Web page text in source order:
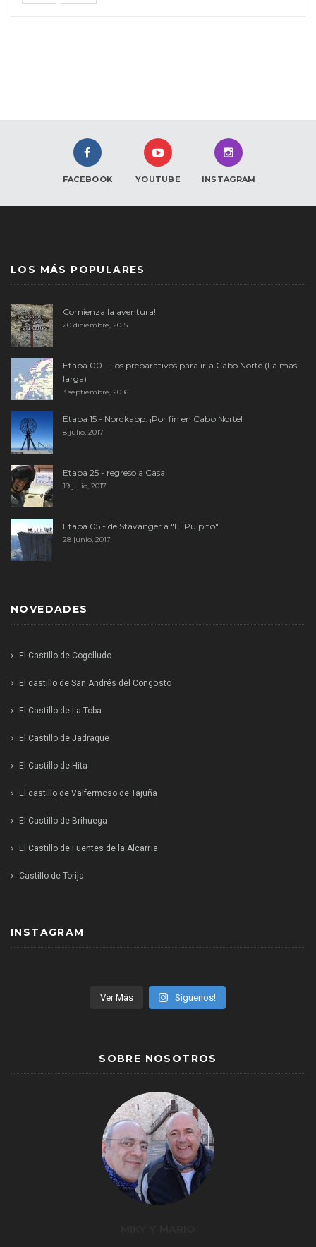
FACEBOOK YOUTUBE INSTAGRAM
LOS MÁS POPULARES
Comienza la aventura!
20 diciembre, 2015
Etapa 00 - Los preparativos para ir a Cabo Norte (La más
larga)
3 septiembre, 2016
Etapa 15 - Nordkapp. ¡Por fin en Cabo Norte!
8 julio, 2017
Etapa 25 - regreso a Casa
19 julio, 2017
Etapa 05 - de Stavanger a "El Púlpito"
28 junio, 2017
NOVEDADES
El Castillo de Cogolludo
El castillo de San Andrés del Congosto
El Castillo de La Toba
El Castillo de Jadraque
El Castillo de Hita
El castillo de Valfermoso de Tajuña
El Castillo de Brihuega
El Castillo de Fuentes de la Alcarria
Castillo de Torija
INSTAGRAM
Ver Más Síguenos!
SOBRE NOSOTROS